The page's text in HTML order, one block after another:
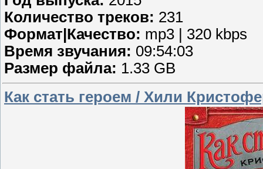
Количество треков: 231
Формат|Качество: mp3 | 320 kbps
Время звучания: 09:54:03
Размер файла: 1.33 GB
Как стать героем / Хили